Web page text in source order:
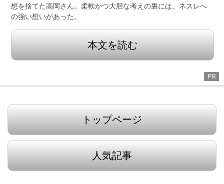
想を捨てた高岡さん。柔軟かつ大胆な考えの裏には、ネスレへ
の強い想いがあった。
本文を読む
PR
トップページ
人気記事